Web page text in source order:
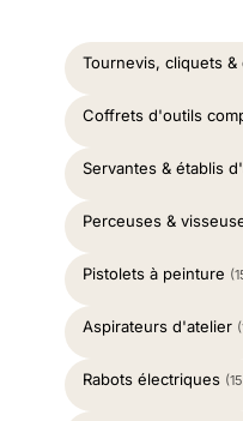
Tournevis, cliquets &
Coffrets d'outils
Servantes & établis
Perceuses &
Pistolets à peinture
Aspirateurs d'atelier
Rabots électriques